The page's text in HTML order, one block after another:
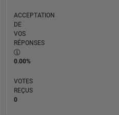
ACCEPTATION
DE
VOS
RÉPONSES
0.00%
VOTES
REÇUS
0